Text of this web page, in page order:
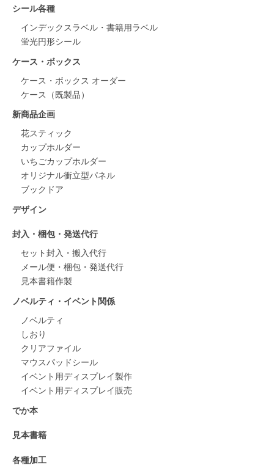
シール各種
インデックスラベル・書籍用ラベル
蛍光円形シール
ケース・ボックス
ケース・ボックス オーダー
ケース（既製品）
新商品企画
花スティック
カップホルダー
いちごカップホルダー
オリジナル衝立型パネル
ブックドア
デザイン
封入・梱包・発送代行
セット封入・搬入代行
メール便・梱包・発送代行
見本書籍作製
ノベルティ・イベント関係
ノベルティ
しおり
クリアファイル
マウスパッドシール
イベント用ディスプレイ製作
イベント用ディスプレイ販売
でか本
見本書籍
各種加工